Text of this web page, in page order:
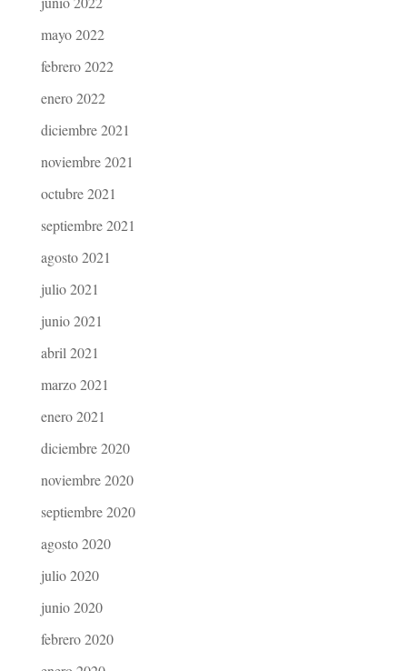
mayo 2022
febrero 2022
enero 2022
diciembre 2021
noviembre 2021
octubre 2021
septiembre 2021
agosto 2021
julio 2021
junio 2021
abril 2021
marzo 2021
enero 2021
diciembre 2020
noviembre 2020
septiembre 2020
agosto 2020
julio 2020
junio 2020
febrero 2020